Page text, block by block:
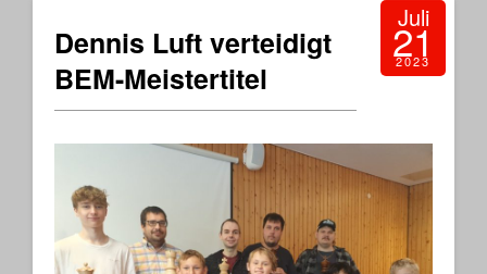
Dennis Luft verteidigt
BEM-Meistertitel
Juli
21
2023